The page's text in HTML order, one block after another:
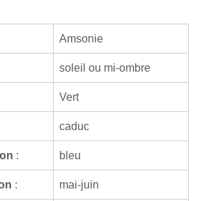
Amsonie
soleil ou mi-ombre
Vert
caduc
: bleu
: mai-juin